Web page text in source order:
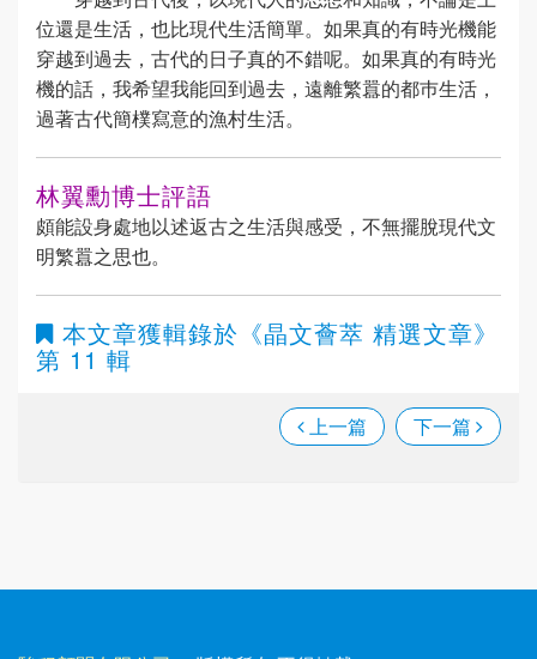
位還是生活，也比現代生活簡單。如果真的有時光機能
穿越到過去，古代的日子真的不錯呢。如果真的有時光
機的話，我希望我能回到過去，遠離繁囂的都巿生活，
過著古代簡樸寫意的漁村生活。
林翼勳博士評語
頗能設身處地以述返古之生活與感受，不無擺脫現代文
明繁囂之思也。
本文章獲輯錄於 《晶文薈萃 精選文章》
第 11 輯
上一篇 下一篇